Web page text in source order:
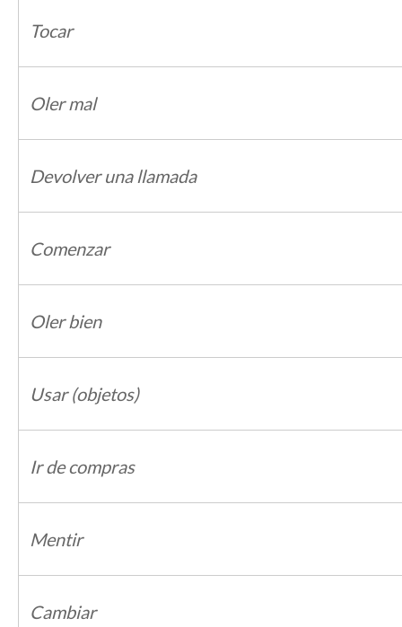
Tocar
Oler mal
Devolver una llamada
Comenzar
Oler bien
Usar (objetos)
Ir de compras
Mentir
Cambiar